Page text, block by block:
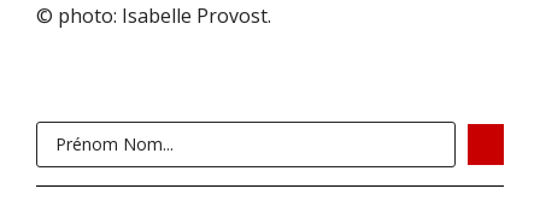
© photo: Isabelle Provost.